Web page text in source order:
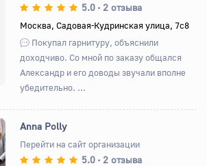
5.0 • 2 отзыва
Москва, Садовая-Кудринская улица, 7с8
Покупал гарнитуру, объяснили
доходчиво. Со мной по заказу общался
Александр и его доводы звучали вполне
убедительно. ...
Anna Polly
Перейти на сайт организации
5.0 • 2 отзыва